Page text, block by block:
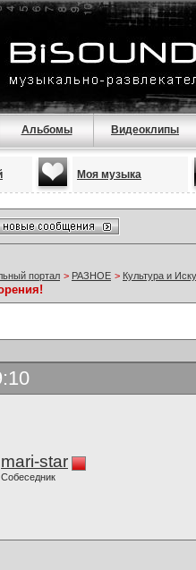
Альбомы Видеоклипы
Моя музыка
портал > РАЗНОЕ > Культура и
mari-star
Собеседник